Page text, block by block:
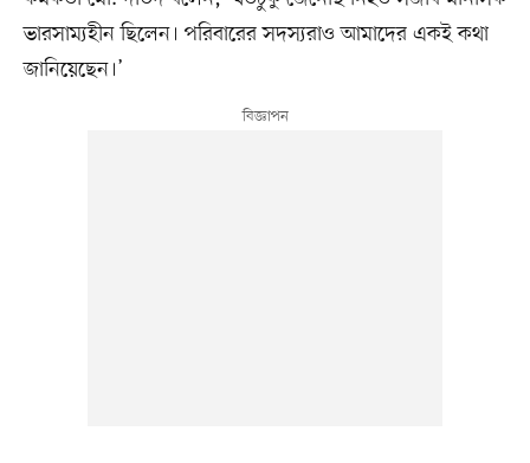
ভারসাম্যহীন ছিলেন। পরিবারের সদস্যরাও আমাদের একই কথা
জানিয়েছেন।’